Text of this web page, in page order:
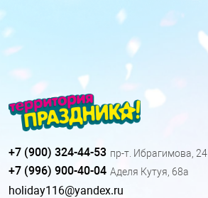
+7 (900) 324-44-53 пр-т. Ибрагимова, 24
+7 (996) 900-40-04 Аделя Кутуя, 68а
holiday116@yandex.ru